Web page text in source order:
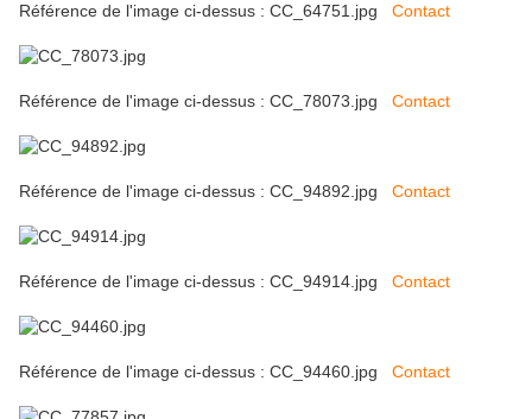
Référence de l'image ci-dessus : CC_64751.jpg Contact
Référence de l'image ci-dessus : CC_78073.jpg Contact
Référence de l'image ci-dessus : CC_94892.jpg Contact
Référence de l'image ci-dessus : CC_94914.jpg Contact
Référence de l'image ci-dessus : CC_94460.jpg Contact